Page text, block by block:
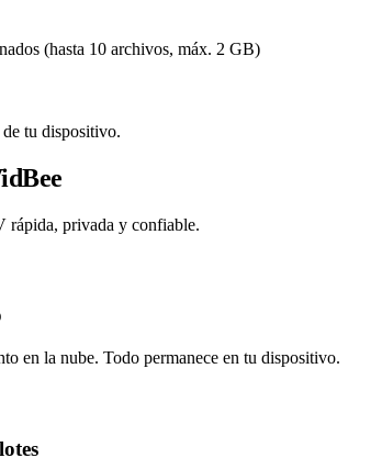
(hasta 10 archivos, máx. 2 GB)
tu dispositivo.
privada y confiable.
en la nube. Todo permanece en tu dispositivo.